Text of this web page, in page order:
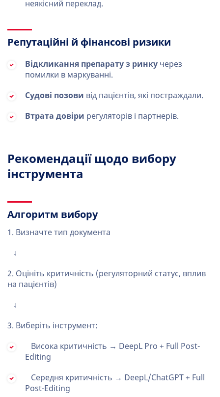
неякісний переклад.
Репутаційні й фінансові ризики
Відкликання препарату з ринку через
помилки в маркуванні.
Судові позови від пацієнтів, які постраждали.
Втрата довіри регуляторів і партнерів.
Рекомендації щодо вибору
інструмента
Алгоритм вибору
1. Визначте тип документа
↓
2. Оцініть критичність (регуляторний статус, вплив
на пацієнтів)
↓
3. Виберіть інструмент:
Висока критичність → DeepL Pro + Full Post-
Editing
Середня критичність → DeepL/ChatGPT + Full
Post-Editing